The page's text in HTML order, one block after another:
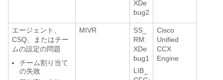
XDe
bug2
エージェント、
CSQ、またはチー
ムの設定の問題
チーム割り当て
の失敗
MIVR
SS_
RM:
XDe
bug1
LIB_
Cisco
Unified
CCX
Engine